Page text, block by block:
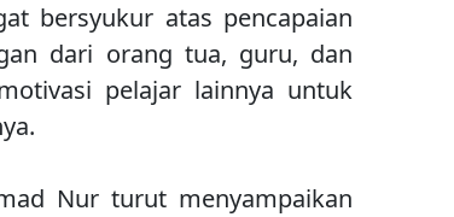
bersyukur atas pencapaian
dari orang tua, guru, dan
pelajar lainnya untuk
Nur turut menyampaikan